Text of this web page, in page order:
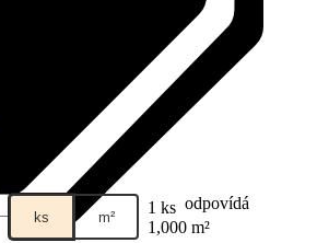
ks m² 1 ks odpovídá
1,000 m²